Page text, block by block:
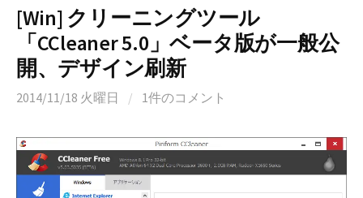
[Win] クリーニングツール
「CCleaner 5.0」ベータ版が一般公
開、デザイン刷新
2014/11/18 火曜日 / 1件のコメント